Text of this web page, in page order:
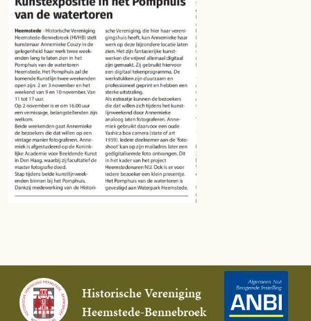
Historische Vereniging
Heemstede-Bennebroek